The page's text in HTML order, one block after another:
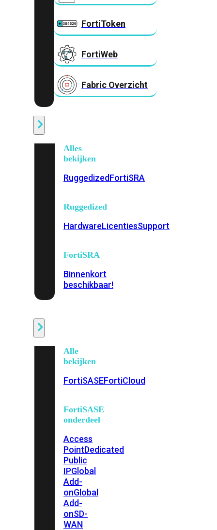
FortiToken
FortiWeb
Fabric Overzicht
Alles
bekijken
RuggedizedFortiSRA
Ruggedized
HardwareLicentiesSupport
FortiSRA
Binnenkort
beschikbaar!
Alle
bekijken
FortiSASEFortiCloud
FortiSASE
onderdeel
Access
PointDedicated
Public
IPGlobal
Add-
onGlobal
Add-
onSD-
WAN